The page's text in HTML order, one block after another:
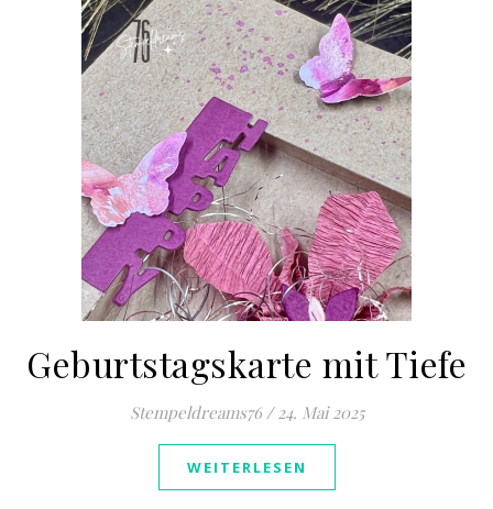
Geburtstagskarte mit Tiefe
Stempeldreams76 / 24. Mai 2025
WEITERLESEN